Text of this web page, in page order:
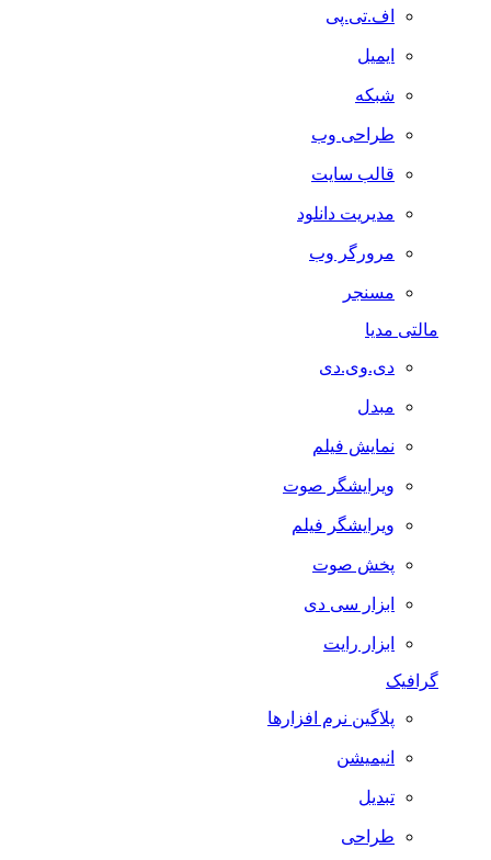
اف.تی.پی
ایمیل
شبکه
طراحی وب
قالب سایت
مدیریت دانلود
مرورگر وب
مسنجر
مالتی مدیا
دی.وی.دی
مبدل
نمایش فیلم
ویرایشگر صوت
ویرایشگر فیلم
پخش صوت
ابزار سی دی
ابزار رایت
گرافیک
پلاگین نرم افزارها
انیمیشن
تبدیل
طراحی